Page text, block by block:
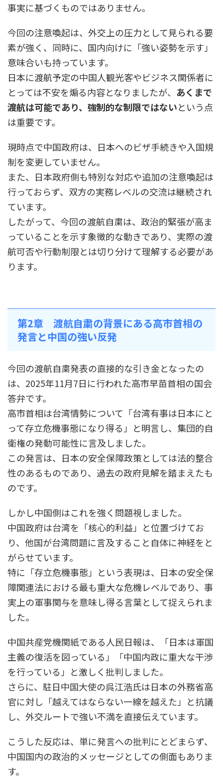
事実に基づくものではありません。
今回の注意喚起は、外交上の圧力として見られる要
素が強く、同時に、国内向けに「強い姿勢を示す」
意味合いも持っています。
日本に渡航予定の中国人観光客やビジネス関係者に
とっては不安を煽る内容となりましたが、 あくまで
渡航は可能であり、強制的な制限ではないという点
は重要です。
現時点で中国政府は、日本へのビザ手続きや入国規
制を変更していません。
また、日本政府側も特別な対応や追加の注意喚起は
行っておらず、双方の実務レベルの交流は継続され
ています。
したがって、今回の渡航自粛は、政治的緊張が高ま
っていることを示す象徴的な動きであり、実際の渡
航可否や行動制限とは切り分けて理解する必要があ
ります。
第2章 渡航自粛の背景にある高市首相の
発言と中国の強い反発
今回の渡航自粛発表の直接的な引き金となったの
は、2025年11月7日に行われた高市早苗首相の国会
答弁です。
高市首相は台湾情勢について「台湾有事は日本にと
って存立危機事態になり得る」と明言し、集団的自
衛権の発動可能性に言及しました。
この発言は、日本の安全保障政策としては法的整合
性のあるものであり、過去の政府見解を踏まえたも
のです。
しかし中国側はこれを強く問題視しました。
中国政府は台湾を「核心的利益」と位置づけてお
り、他国が台湾問題に言及すること自体に神経をと
がらせています。
特に「存立危機事態」という表現は、日本の安全保
障関連法における最も重大な危機レベルであり、事
実上の軍事関与を意味し得る言葉として捉えられま
した。
中国共産党機関紙である人民日報は、「日本は軍国
主義の復活を図っている」「中国内政に重大な干渉
を行っている」と激しく批判しました。
さらに、駐日中国大使の呉江浩氏は日本の外務省高
官に対し「越えてはならない一線を越えた」と抗議
し、外交ルートで強い不満を直接伝えています。
こうした反応は、単に発言への批判にとどまらず、
中国国内の政治的メッセージとしての側面もありま
す。